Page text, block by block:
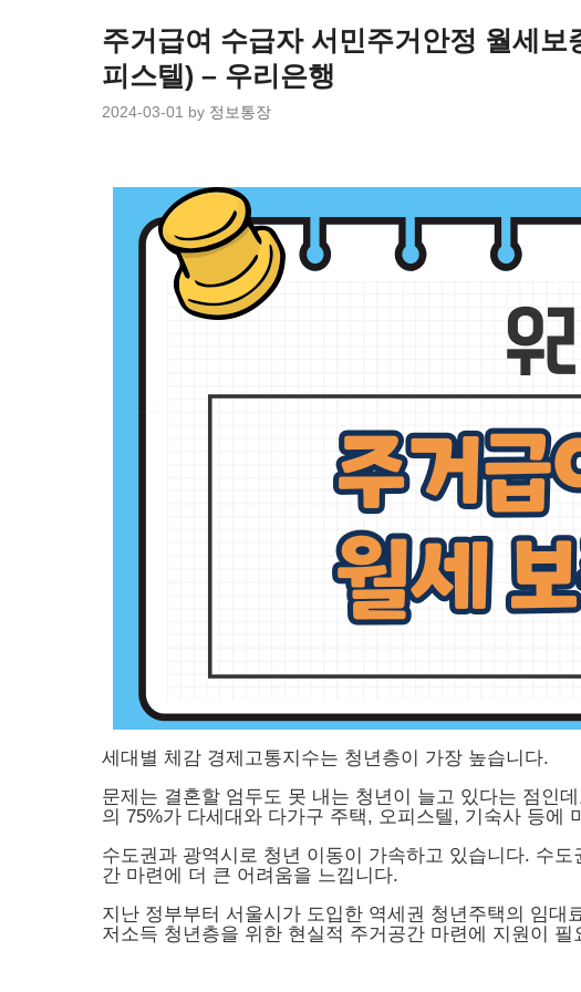
주거급여 수급자 서민주거안정 월세
피스텔) – 우리은행
2024-03-01 by 정보통장
세대별 체감 경제고통지수는 청년층이 가장 높습니다.
문제는 결혼할 엄두도 못 내는 청년이 늘고 있다는 점인
의 75%가 다세대와 다가구 주택, 오피스텔, 기숙사 등에
수도권과 광역시로 청년 이동이 가속하고 있습니다. 수
간 마련에 더 큰 어려움을 느낍니다.
지난 정부부터 서울시가 도입한 역세권 청년주택의 임
저소득 청년층을 위한 현실적 주거공간 마련에 지원이 필